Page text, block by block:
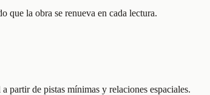
que la obra se renueva en cada lectura.
partir de pistas mínimas y relaciones espaciales.